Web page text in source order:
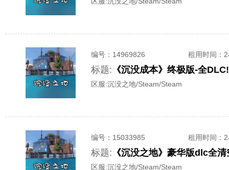
编号： 14969826 租用时间 ：
标题: 《沉没成本》终极版-全
区服:沉没之地/Steam/Steam
编号： 15033985 租用时间 ：
标题: 《沉没之地》豪华版dlc全
区服:沉没之地/Steam/Steam